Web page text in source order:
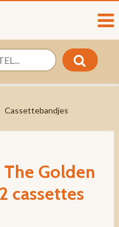
Cassettebandjes
Golden
cassettes